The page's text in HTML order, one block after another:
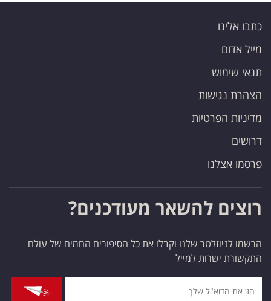
כתבו אלינו
מייל אדום
תנאי שימוש
הצהרת נגישות
מדיניות הפרטיות
דרושים
פרסמו אצלנו
רוצים להשאר מעודכנים?
הרשמו לניוזלטר שלנו וקבלו את כל הסיפורים החמים של עולם
התקשורת ישרות למייל